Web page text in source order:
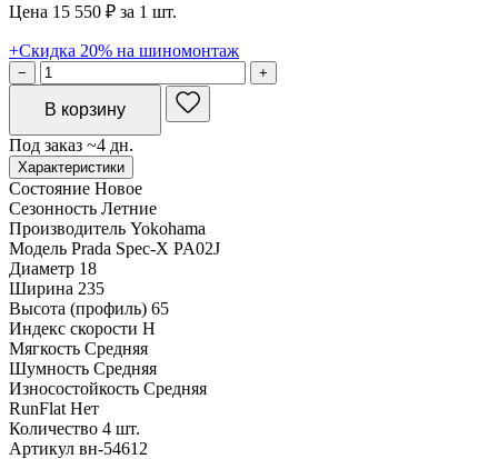
Цена 15 550 ₽ за 1 шт.
+Скидка 20% на шиномонтаж
− +
В корзину
Под заказ ~4 дн.
Характеристики
Состояние Новое
Сезонность Летние
Производитель Yokohama
Модель Prada Spec-X PA02J
Диаметр 18
Ширина 235
Высота (профиль) 65
Индекс скорости H
Мягкость Средняя
Шумность Средняя
Износостойкость Средняя
RunFlat Нет
Количество 4 шт.
Артикул вн-54612